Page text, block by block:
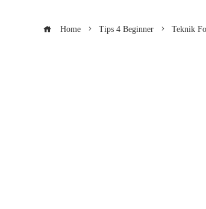
Home Tips 4 Beginner Teknik